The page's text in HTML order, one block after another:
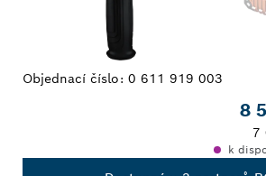
Objednací číslo: 0 611 919 003
8
7
k